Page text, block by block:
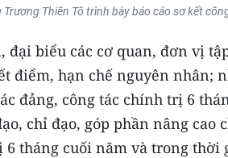
Trương Thiên Tô trình bày báo cáo sơ kết
đại biểu các cơ quan, đơn vị
điểm, hạn chế nguyên nhân;
đảng, công tác chính trị 6
chỉ đạo, góp phần nâng cao
6 tháng cuối năm và trong thời